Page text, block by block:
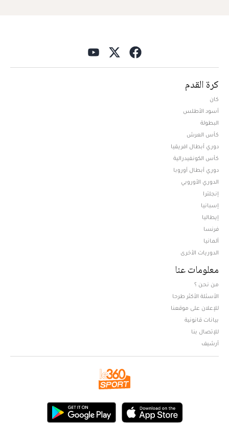
كرة القدم
كان
أسود الأطلس
البطولة
كأس العرش
دوري أبطال افريقيا
كأس الكونفيدرالية
دوري أبطال أوروبا
الدوري الأوروبي
إنجلترا
إسبانيا
إيطاليا
فرنسا
ألمانيا
الدوريات الأخرى
معلومات عنا
من نحن ؟
الأسئلة الأكثر طرحا
للإعلان على موقعنا
بيانات قانونية
للإتصال بنا
أرشيف